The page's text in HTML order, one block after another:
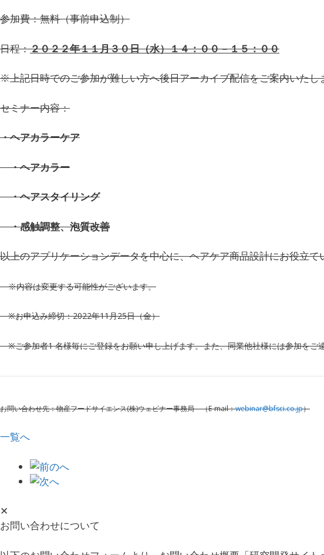
参加費：無料（事前申込制）
日程：２０２２年１１月３０日（水）１４：００－１５：００
※上記日時でのご参加が難しい方へ後日アーカイブ配信をご案内いた
セミナー内容：
・ヘアカラーケア
・ヘアカラー
・ヘアスタイリング
・感触調整、泡質改善
以上のアプリケーションデータを中心に、ヘアケア商品設計にお役立
※内容は変更する可能性がございます。
※お申込み締切：2022年11月25日（金）
※ご参加者1名様毎にご登録をお願い申し上げます。また、同業他社様には参加をご
お問い合わせ先：物産フードサイエンス(株)ウェビナー事務局 （E-mail：webinar@bfsci.co.jp）
一覧へ
✕
お問い合わせについて